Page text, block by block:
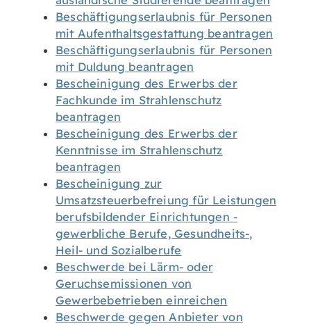
Beschäftigungserlaubnis für Personen
mit Aufenthaltsgestattung beantragen
Beschäftigungserlaubnis für Personen
mit Duldung beantragen
Bescheinigung des Erwerbs der
Fachkunde im Strahlenschutz
beantragen
Bescheinigung des Erwerbs der
Kenntnisse im Strahlenschutz
beantragen
Bescheinigung zur
Umsatzsteuerbefreiung für Leistungen
berufsbildender Einrichtungen -
gewerbliche Berufe, Gesundheits-,
Heil- und Sozialberufe
Beschwerde bei Lärm- oder
Geruchsemissionen von
Gewerbebetrieben einreichen
Beschwerde gegen Anbieter von